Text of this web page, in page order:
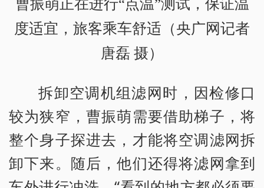
曹振萌正在进行“点温”测试，保证温
度适宜，旅客乘车舒适（央广网记者
唐磊 摄）
拆卸空调机组滤网时，因检修口
较为狭窄，曹振萌需要借助梯子，将
整个身子探进去，才能将空调滤网拆
卸下来。随后，他们还得将滤网拿到